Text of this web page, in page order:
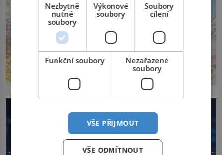
Nezbytně
nutné
soubory
Výkonové
soubory
Soubory
cílení
Funkční soubory
Nezařazené
soubory
VŠE PŘIJMOUT
VŠE ODMÍTNOUT